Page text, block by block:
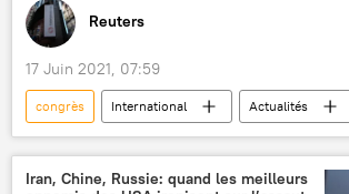
Reuters
17 Juin 2021, 07:59
congrès International
Actualités
États-Unis
esclavage jours fériés
Iran, Chine, Russie: quand les meilleurs